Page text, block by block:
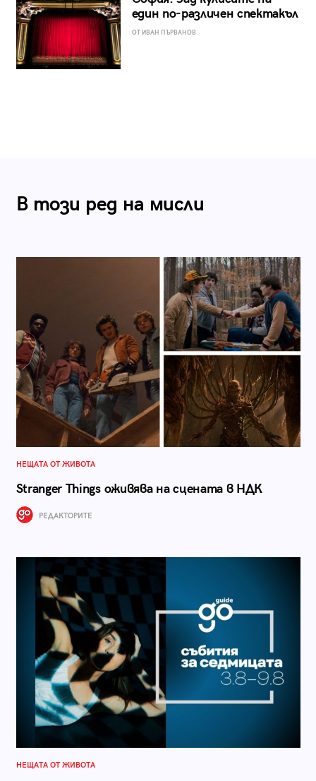
един по-различен спектакъл
ОТ ИВАН ПЪРВАНОВ
В този ред на мисли
НЕЩАТА ОТ ЖИВОТА
Stranger Things оживява на сцената в НДК
РЕДАКТОРИТЕ
НЕЩАТА ОТ ЖИВОТА